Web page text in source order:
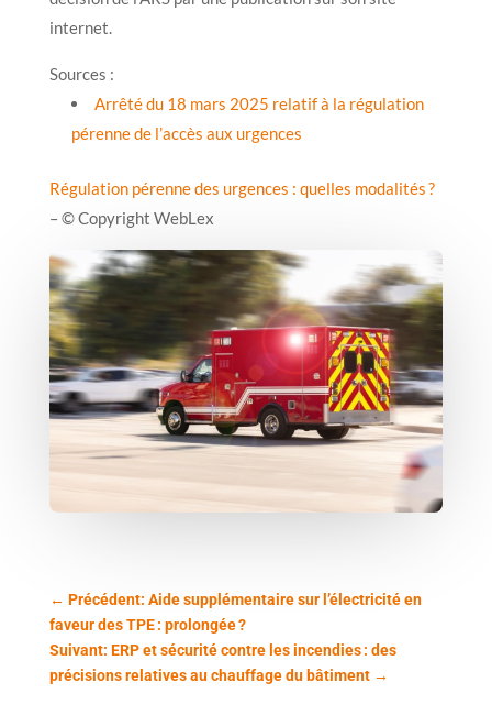
internet.
Sources :
Arrêté du 18 mars 2025 relatif à la régulation
pérenne de l’accès aux urgences
Régulation pérenne des urgences : quelles modalités ?
– © Copyright WebLex
← Précédent: Aide supplémentaire sur l’électricité en
faveur des TPE : prolongée ?
Suivant: ERP et sécurité contre les incendies : des
précisions relatives au chauffage du bâtiment→